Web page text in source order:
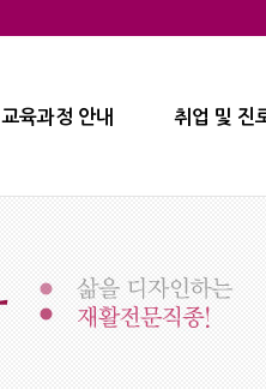
교육과정 안내 취업 및 진